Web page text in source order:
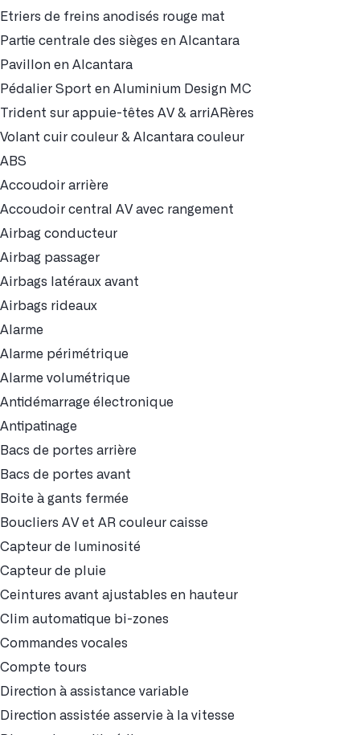
Etriers de freins anodisés rouge mat
Partie centrale des sièges en Alcantara
Pavillon en Alcantara
Pédalier Sport en Aluminium Design MC
Trident sur appuie-têtes AV & arriARères
Volant cuir couleur & Alcantara couleur
ABS
Accoudoir arrière
Accoudoir central AV avec rangement
Airbag conducteur
Airbag passager
Airbags latéraux avant
Airbags rideaux
Alarme
Alarme périmétrique
Alarme volumétrique
Antidémarrage électronique
Antipatinage
Bacs de portes arrière
Bacs de portes avant
Boite à gants fermée
Boucliers AV et AR couleur caisse
Capteur de luminosité
Capteur de pluie
Ceintures avant ajustables en hauteur
Clim automatique bi-zones
Commandes vocales
Compte tours
Direction à assistance variable
Direction assistée asservie à la vitesse